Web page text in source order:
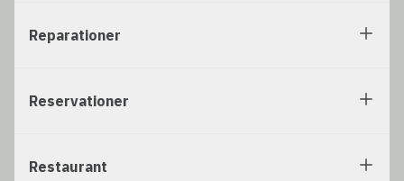
Reparationer
Reservationer
Restaurant